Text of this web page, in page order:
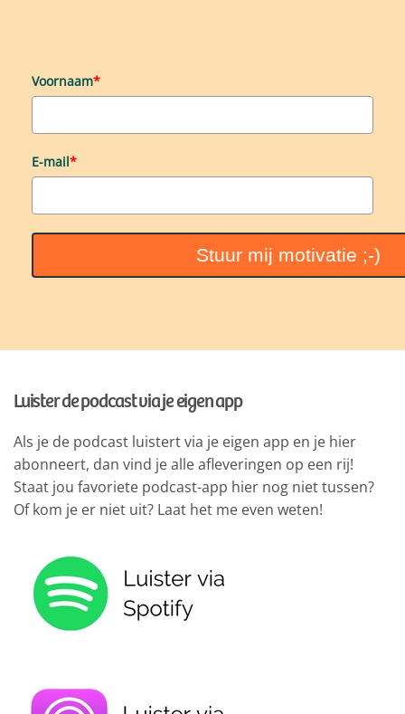
Voornaam*
E-mail*
Stuur mij motivatie ;-)
Luister de podcast via je eigen app
Als je de podcast luistert via je eigen app en je hier
abonneert, dan vind je alle afleveringen op een rij!
Staat jou favoriete podcast-app hier nog niet tussen?
Of kom je er niet uit? Laat het me even weten!